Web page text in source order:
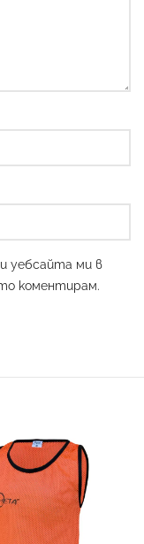
уебсайта ми в
коментирам.